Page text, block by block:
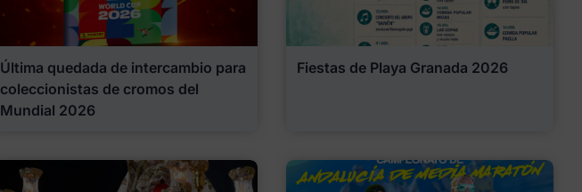
Última quedada de intercambio para
coleccionistas de cromos del
Mundial 2026
Fiestas de Playa Granada 2026